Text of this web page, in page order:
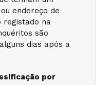
endereço de
registado na
são
dias após a
por